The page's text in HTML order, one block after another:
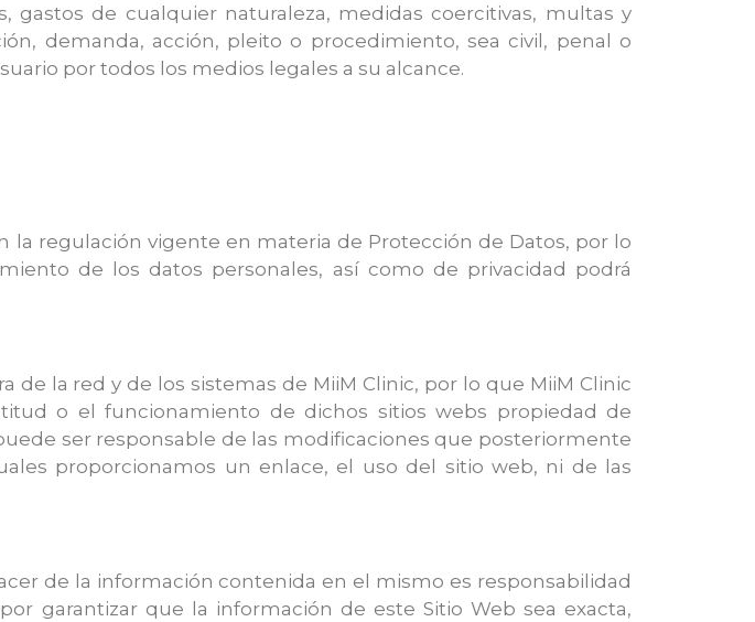
gastos de cualquier naturaleza, medidas coercitivas, multas y
demanda, acción, pleito o procedimiento, sea civil, penal o
por todos los medios legales a su alcance.
la regulación vigente en materia de Protección de Datos, por lo
de los datos personales, así como de privacidad podrá
la red y de los sistemas de MiiM Clinic, por lo que MiiM Clinic
o el funcionamiento de dichos sitios webs propiedad de
ser responsable de las modificaciones que posteriormente
proporcionamos un enlace, el uso del sitio web, ni de las
de la información contenida en el mismo es responsabilidad
garantizar que la información de este Sitio Web sea exacta,